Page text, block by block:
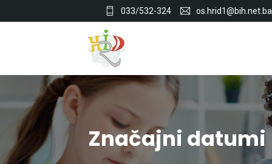
033/532-324 os.hrid1@bih.net.ba
Značajni datumi